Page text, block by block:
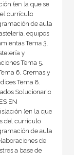
(en la que se
currículo 
de aula
equipos
Tema 3.
y
Tema 5.
6. Cremas y
Tema 8.
Solucionario
EN
(en la que
del currículo 
de aula
de
a base de